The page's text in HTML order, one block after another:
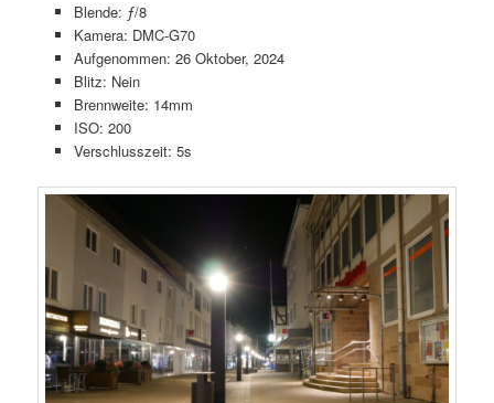
Blende: ƒ/8
Kamera: DMC-G70
Aufgenommen: 26 Oktober, 2024
Blitz: Nein
Brennweite: 14mm
ISO: 200
Verschlusszeit: 5s